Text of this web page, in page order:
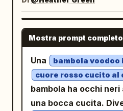
Mostra prompt completo
Una bambola voodoo
cuore rosso cucito al
bambola ha occhi
una bocca cucita.